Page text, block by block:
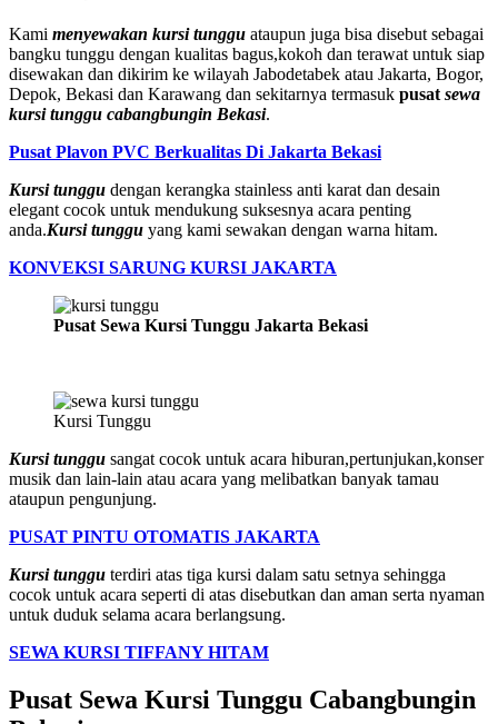
Kami menyewakan kursi tunggu ataupun juga bisa disebut sebagai
bangku tunggu dengan kualitas bagus,kokoh dan terawat untuk siap
disewakan dan dikirim ke wilayah Jabodetabek atau Jakarta, Bogor,
Depok, Bekasi dan Karawang dan sekitarnya termasuk pusat sewa
kursi tunggu cabangbungin Bekasi.
Pusat Plavon PVC Berkualitas Di Jakarta Bekasi
Kursi tunggu dengan kerangka stainless anti karat dan desain
elegant cocok untuk mendukung suksesnya acara penting
anda.Kursi tunggu yang kami sewakan dengan warna hitam.
KONVEKSI SARUNG KURSI JAKARTA
Pusat Sewa Kursi Tunggu Jakarta Bekasi
Kursi Tunggu
Kursi tunggu sangat cocok untuk acara hiburan,pertunjukan,konser
musik dan lain-lain atau acara yang melibatkan banyak tamau
ataupun pengunjung.
PUSAT PINTU OTOMATIS JAKARTA
Kursi tunggu terdiri atas tiga kursi dalam satu setnya sehingga
cocok untuk acara seperti di atas disebutkan dan aman serta nyaman
untuk duduk selama acara berlangsung.
SEWA KURSI TIFFANY HITAM
Pusat Sewa Kursi Tunggu Cabangbungin